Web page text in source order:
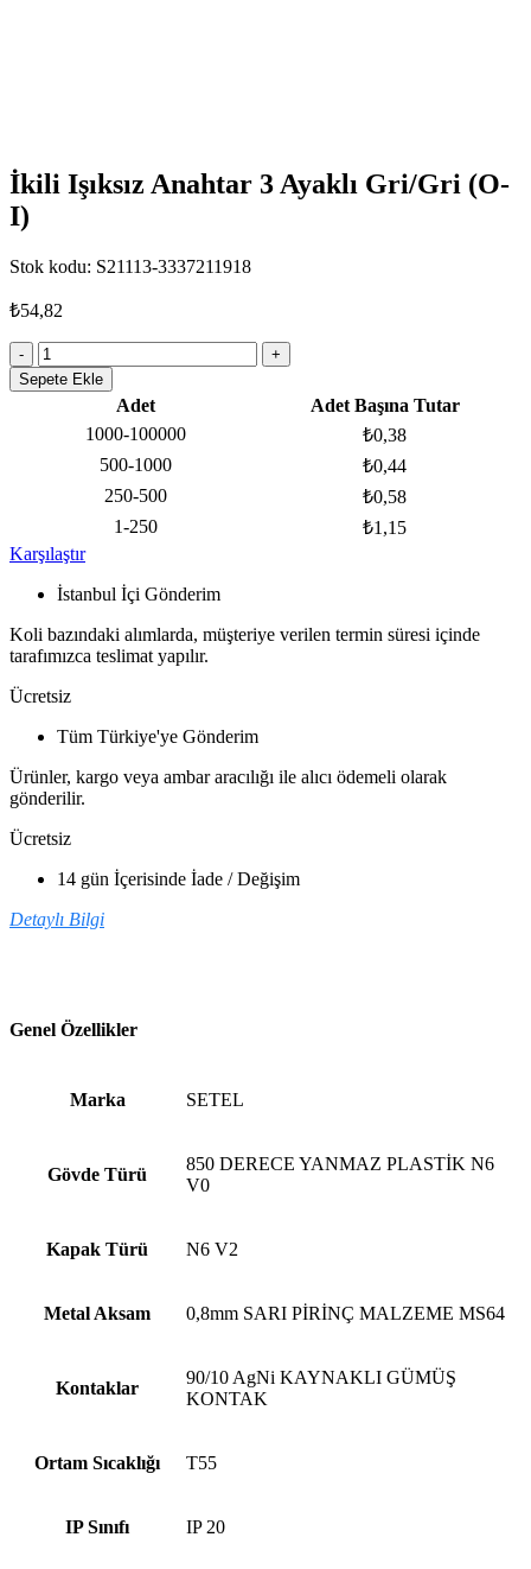
İkili Işıksız Anahtar 3 Ayaklı Gri/Gri (O-
I)
Stok kodu: S21113-3337211918
₺54,82
İkili
Işıksız
Anahtar
Sepete Ekle
Adet
Adet Başına Tutar
1000-100000
₺0,38
500-1000
₺0,44
250-500
₺0,58
1-250
₺1,15
Karşılaştır
İstanbul İçi Gönderim
Koli bazındaki alımlarda, müşteriye verilen termin süresi içinde
tarafımızca teslimat yapılır.
Ücretsiz
Tüm Türkiye'ye Gönderim
Ürünler, kargo veya ambar aracılığı ile alıcı ödemeli olarak
gönderilir.
Ücretsiz
14 gün İçerisinde İade / Değişim
Detaylı Bilgi
Genel Özellikler
Marka SETEL
Gövde Türü
850 DERECE YANMAZ PLASTİK N6
V0
Kapak Türü N6 V2
Metal Aksam 0,8mm SARI PİRİNÇ MALZEME MS64
Kontaklar
90/10 AgNi KAYNAKLI GÜMÜŞ
KONTAK
Ortam Sıcaklığı T55
IP Sınıfı IP 20